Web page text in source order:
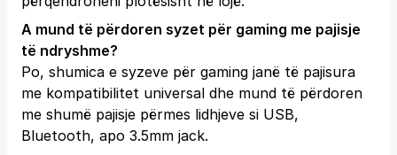
A mund të përdoren syzet për gaming me pajisje
të ndryshme?
Po, shumica e syzeve për gaming janë të pajisura
me kompatibilitet universal dhe mund të përdoren
me shumë pajisje përmes lidhjeve si USB,
Bluetooth, apo 3.5mm jack.